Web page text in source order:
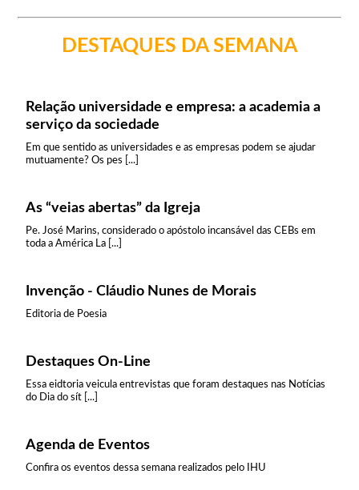
DESTAQUES DA SEMANA
Relação universidade e empresa: a academia a
serviço da sociedade
Em que sentido as universidades e as empresas podem se ajudar
mutuamente? Os pes [...]
As “veias abertas” da Igreja
Pe. José Marins, considerado o apóstolo incansável das CEBs em
toda a América La [...]
Invenção - Cláudio Nunes de Morais
Editoria de Poesia
Destaques On-Line
Essa eidtoria veicula entrevistas que foram destaques nas Notícias
do Dia do sít [...]
Agenda de Eventos
Confira os eventos dessa semana realizados pelo IHU